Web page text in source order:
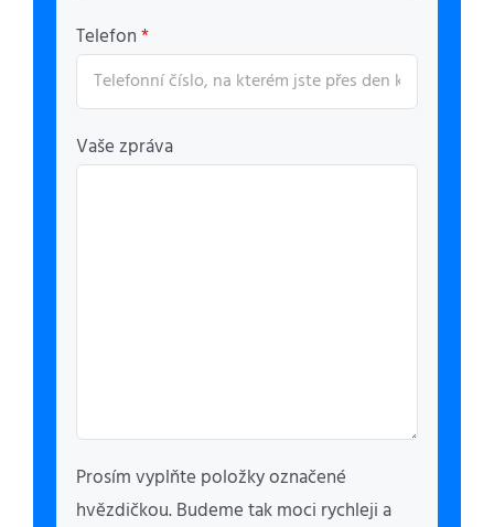
Telefon*
Vaše zpráva
Prosím vyplňte položky označené
hvězdičkou. Budeme tak moci rychleji a